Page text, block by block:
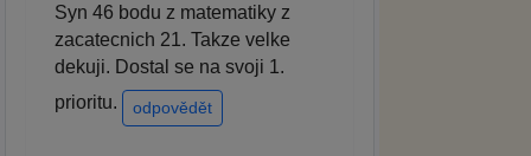
Syn 46 bodu z matematiky z
zacatecnich 21. Takze velke
dekuji. Dostal se na svoji 1.
prioritu.
odpovědět